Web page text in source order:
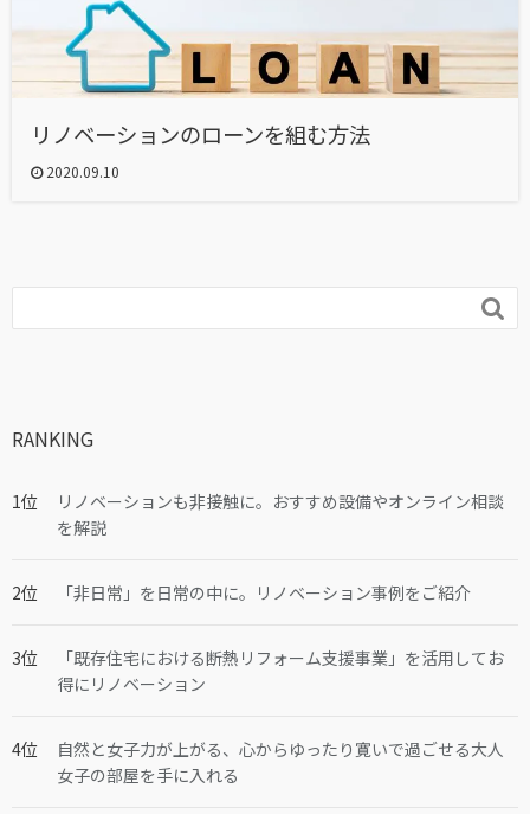
リノベーションのローンを組む方法
2020.09.10

RANKING
リノベーションも非接触に。おすすめ設備やオンライン相談
を解説
「非日常」を日常の中に。リノベーション事例をご紹介
「既存住宅における断熱リフォーム支援事業」を活用してお
得にリノベーション
自然と女子力が上がる、心からゆったり寛いで過ごせる大人
女子の部屋を手に入れる